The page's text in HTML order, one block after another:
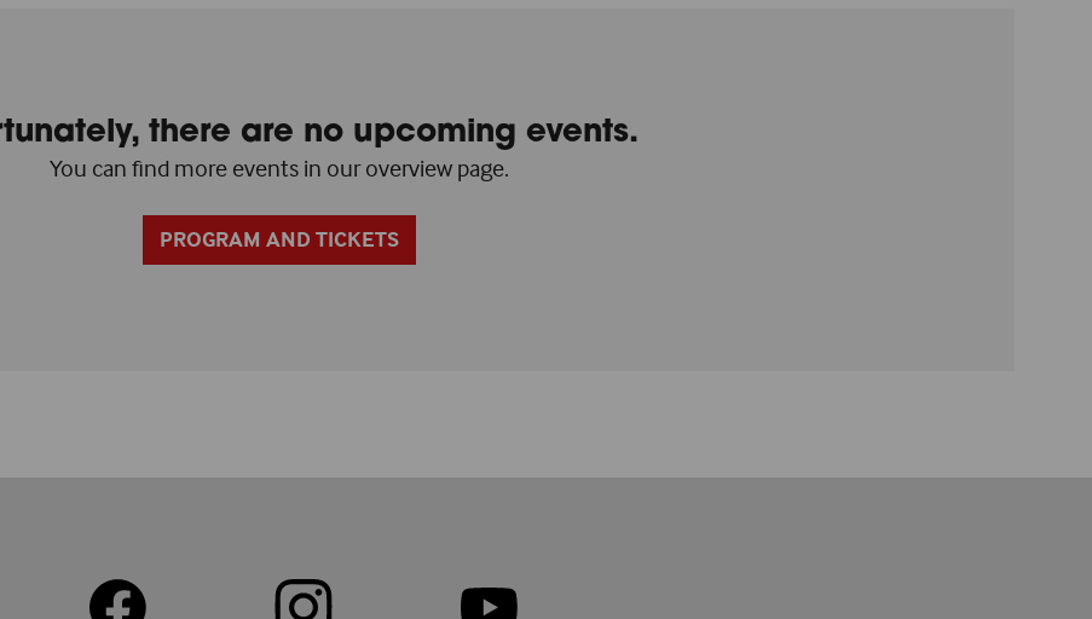
there are no upcoming events.
You can find more events in our overview page.
PROGRAM AND TICKETS